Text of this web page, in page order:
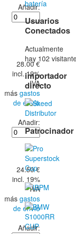
Añadir:
28.00 €
incl. 19%
IVA
más gastos
de envío
Añadir:
24.50 €
incl. 19%
IVA
más gastos
de envío
Añadir:
batería
Usuarios
Conectados
Actualmente
hay 102
importador
directo
Patrocinador